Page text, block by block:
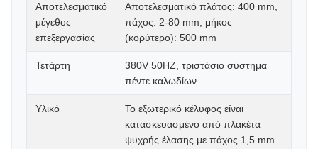
Αποτελεσματικό
μέγεθος
επεξεργασίας
Αποτελεσματικό πλάτος: 400 mm,
πάχος: 2-80 mm, μήκος
(κορύτερο): 500 mm
Τετάρτη
380V 50HZ, τριστάσιο σύστημα
πέντε καλωδίων
Υλικό
Το εξωτερικό κέλυφος είναι
κατασκευασμένο από πλακέτα
ψυχρής έλασης με πάχος 1,5 mm.